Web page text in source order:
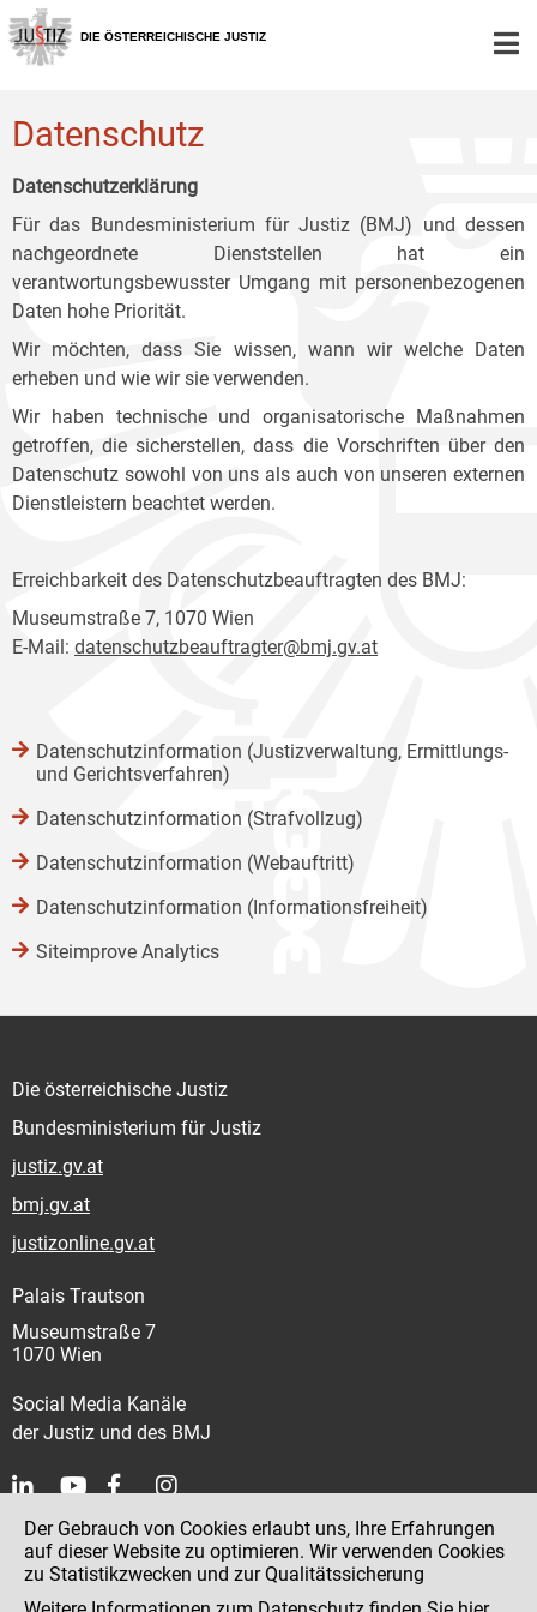
Zur
Hauptnavigation
[1]
Zum
Inhalt
[2]
Zum
Untermenü
[3]
DIE ÖSTERREICHISCHE JUSTIZ
Datenschutz
Datenschutzerklärung
Für das Bundesministerium für Justiz (BMJ) und dessen
nachgeordnete Dienststellen hat ein
verantwortungsbewusster Umgang mit personenbezogenen
Daten hohe Priorität.
Wir möchten, dass Sie wissen, wann wir welche Daten
erheben und wie wir sie verwenden.
Wir haben technische und organisatorische Maßnahmen
getroffen, die sicherstellen, dass die Vorschriften über den
Datenschutz sowohl von uns als auch von unseren externen
Dienstleistern beachtet werden.
Erreichbarkeit des Datenschutzbeauftragten des BMJ:
Museumstraße 7, 1070 Wien
E-Mail: datenschutzbeauftragter@bmj.gv.at
Datenschutzinformation (Justizverwaltung, Ermittlungs-
und Gerichtsverfahren)
Datenschutzinformation (Strafvollzug)
Datenschutzinformation (Webauftritt)
Datenschutzinformation (Informationsfreiheit)
Siteimprove Analytics
Die österreichische Justiz
Bundesministerium für Justiz
justiz.gv.at
bmj.gv.at
justizonline.gv.at
Palais Trautson
Museumstraße 7
1070 Wien
Social Media Kanäle
der Justiz und des BMJ
Kontakt
Impressum
Der Gebrauch von Cookies erlaubt uns, Ihre Erfahrungen
auf dieser Website zu optimieren. Wir verwenden Cookies
zu Statistikzwecken und zur Qualitätssicherung